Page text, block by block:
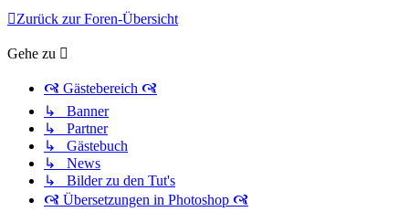
Zurück zur Foren-Übersicht
Gehe zu
🙧 Gästebereich 🙧
↳ Banner
↳ Partner
↳ Gästebuch
↳ News
↳ Bilder zu den Tut's
🙧 Übersetzungen in Photoshop 🙧